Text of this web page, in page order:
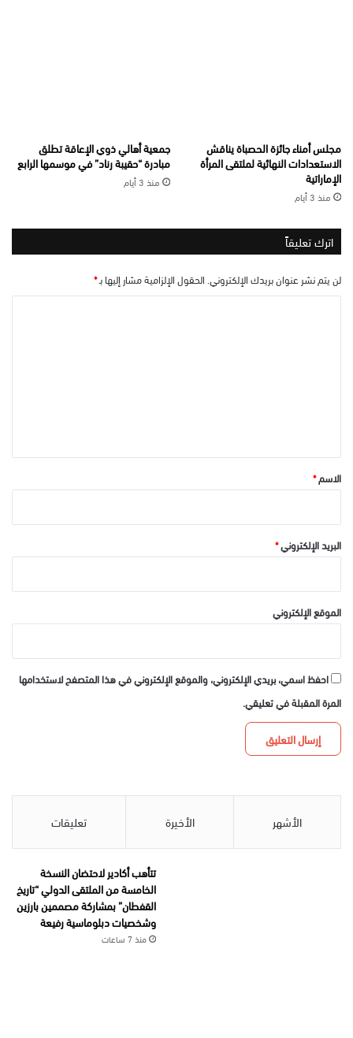
مجلس أمناء جائزة الحصباة يناقش
الاستعدادات النهائية لملتقى المرأة
الإماراتية
منذ 3 أيام
جمعية أهالي ذوي الإعاقة تطلق
مبادرة “حقيبة رناد” في موسمها الرابع
منذ 3 أيام
اترك تعليقاً
لن يتم نشر عنوان بريدك الإلكتروني. الحقول الإلزامية مشار إليها بـ*
*الاسم*
البريد الإلكتروني*
الموقع الإلكتروني
احفظ اسمي، بريدي الإلكتروني، والموقع الإلكتروني في هذا المتصفح لاستخدامها
المرة المقبلة في تعليقي.
الأشهر الأخيرة تعليقات
تتأهب أكادير لاحتضان النسخة
الخامسة من الملتقى الدولي “تاريخ
القفطان” بمشاركة مصممين بارزين
وشخصيات دبلوماسية رفيعة
منذ 7 ساعات